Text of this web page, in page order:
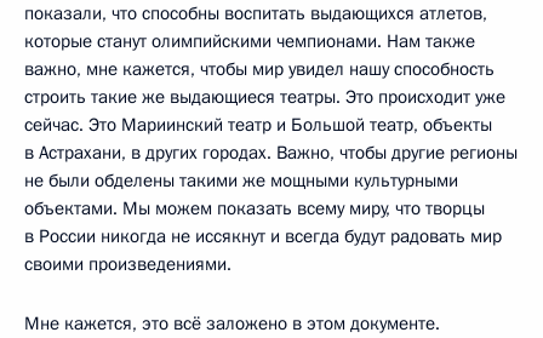
показали, что способны воспитать выдающихся атлетов,
которые станут олимпийскими чемпионами. Нам также
важно, мне кажется, чтобы мир увидел нашу способность
строить такие же выдающиеся театры. Это происходит уже
сейчас. Это Мариинский театр и Большой театр, объекты
в Астрахани, в других городах. Важно, чтобы другие регионы
не были обделены такими же мощными культурными
объектами. Мы можем показать всему миру, что творцы
в России никогда не иссякнут и всегда будут радовать мир
своими произведениями.
Мне кажется, это всё заложено в этом документе.